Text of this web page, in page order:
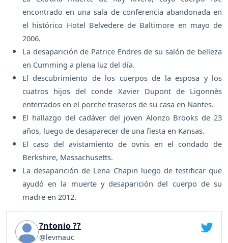
encontrado en una sala de conferencia abandonada en
el histórico Hotel Belvedere de Baltimore en mayo de
2006.
La desaparición de Patrice Endres de su salón de belleza
en Cumming a plena luz del día.
El descubrimiento de los cuerpos de la esposa y los
cuatros hijos del conde Xavier Dupont de Ligonnès
enterrados en el porche traseros de su casa en Nantes.
El hallazgo del cadáver del joven Alonzo Brooks de 23
años, luego de desaparecer de una fiesta en Kansas.
El caso del avistamiento de ovnis en el condado de
Berkshire, Massachusetts.
La desaparición de Lena Chapin luego de testificar que
ayudó en la muerte y desaparición del cuerpo de su
madre en 2012.
?ntonio ??
@levmauc